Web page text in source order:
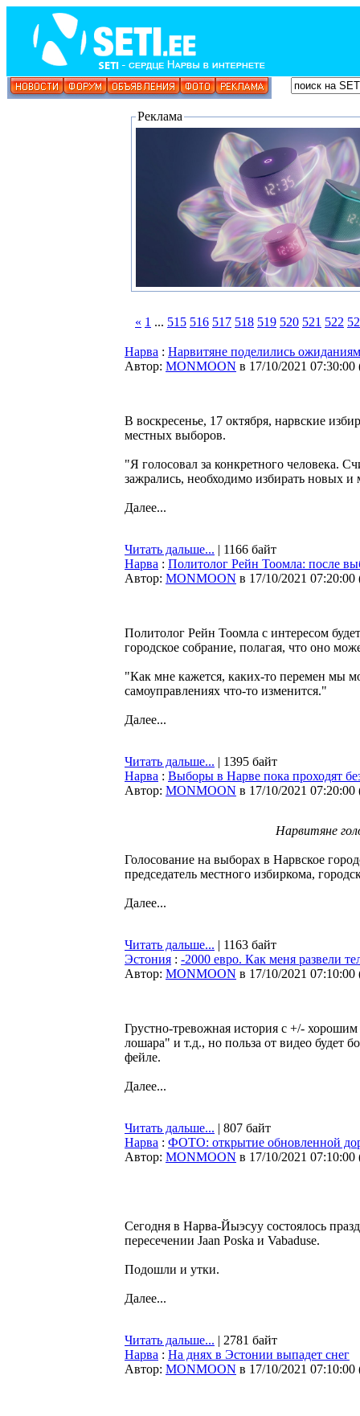
Реклама
« 1 ... 515 516 517 518 519 520 521 522
Нарва : Нарвитяне поделились
Автор: MONMOON в 17/10/2021 07:30:00
В воскресенье, 17 октября, нарвские
местных выборов.
"Я голосовал за конкретного человека.
зажрались, необходимо избирать новых
Далее...
Читать дальше... | 1166 байт
Нарва : Политолог Рейн Тоомла: после
Автор: MONMOON в 17/10/2021 07:20:00
Политолог Рейн Тоомла с интересом
городское собрание, полагая, что оно
"Как мне кажется, каких-то перемен мы
самоуправлениях что-то изменится."
Далее...
Читать дальше... | 1395 байт
Нарва : Выборы в Нарве пока проходят
Автор: MONMOON в 17/10/2021 07:20:00
Нарвитяне
Голосование на выборах в Нарвское
председатель местного избиркома,
Далее...
Читать дальше... | 1163 байт
Эстония : -2000 евро. Как меня развели
Автор: MONMOON в 17/10/2021 07:10:00
Грустно-тревожная история с +/-
лошара" и т.д., но польза от видео будет
фейле.
Далее...
Читать дальше... | 807 байт
Нарва : ФОТО: открытие обновленной
Автор: MONMOON в 17/10/2021 07:10:00
Сегодня в Нарва-Йыэсуу состоялось
пересечении Jaan Poska и Vabaduse.
Подошли и утки.
Далее...
Читать дальше... | 2781 байт
Нарва : На днях в Эстонии выпадет снег
Автор: MONMOON в 17/10/2021 07:10:00